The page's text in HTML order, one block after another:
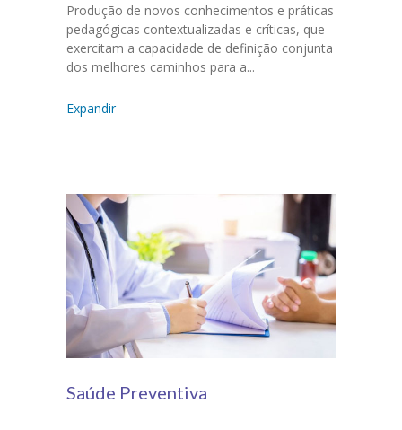
Produção de novos conhecimentos e práticas
pedagógicas contextualizadas e críticas, que
exercitam a capacidade de definição conjunta
dos melhores caminhos para a...
Expandir
Saúde Preventiva